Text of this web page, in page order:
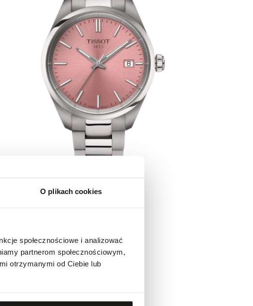
O plikach cookies
społecznościowe i analizować
partnerom społecznościowym,
otrzymanymi od Ciebie lub